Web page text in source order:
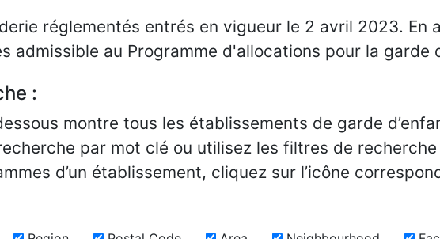
réglementés entrés en vigueur le 2 avril 2023. En
admissible au Programme d'allocations pour la garde
:
montre tous les établissements de garde
par mot clé ou utilisez les filtres de
d’un établissement, cliquez sur l’icône